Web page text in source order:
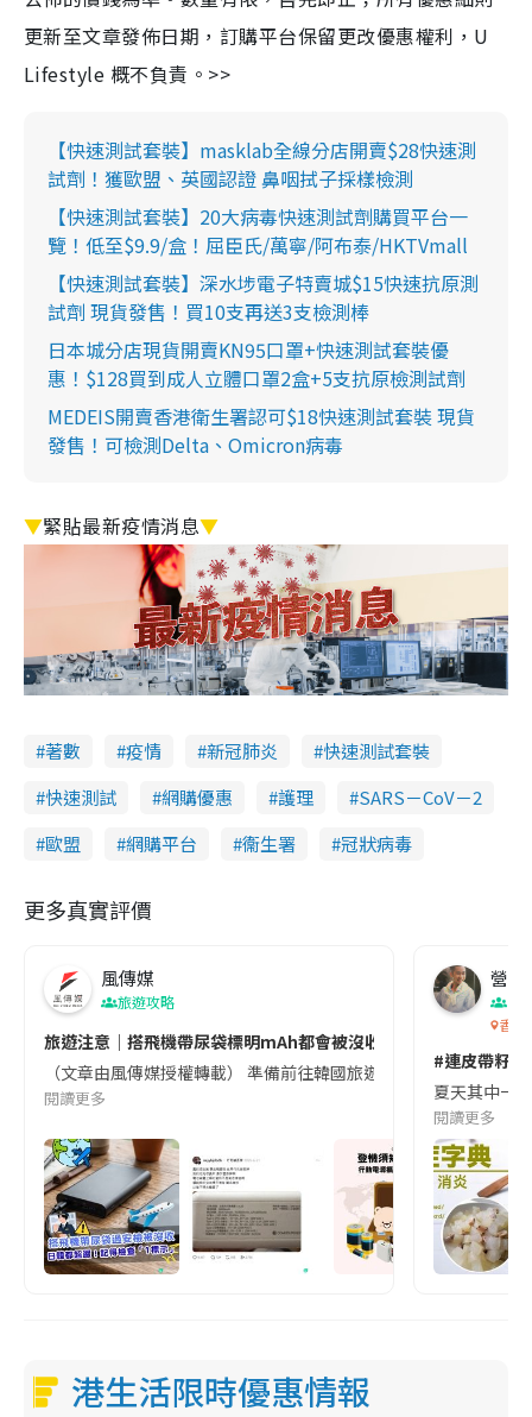
更新至文章發佈日期，訂購平台保留更改優惠權利，U
Lifestyle 概不負責。>>
【快速測試套裝】masklab全線分店開賣$28快速測
試劑！獲歐盟、英國認證 鼻咽拭子採樣檢測
【快速測試套裝】20大病毒快速測試劑購買平台一
覽！低至$9.9/盒！屈臣氏/萬寧/阿布泰/HKTVmall
【快速測試套裝】深水埗電子特賣城$15快速抗原測
試劑 現貨發售！買10支再送3支檢測棒
日本城分店現貨開賣KN95口罩+快速測試套裝優
惠！$128買到成人立體口罩2盒+5支抗原檢測試劑
MEDEIS開賣香港衛生署認可$18快速測試套裝 現貨
發售！可檢測Delta、Omicron病毒
▼緊貼最新疫情消息▼
著數 疫情 新冠肺炎
快速測試套裝
快速測試
網購優惠 護理
SARS－CoV－2
歐盟
網購平台 衞生署 冠狀病毒
更多真實評價
風傳媒
旅遊攻略
旅遊注意｜搭飛機帶尿袋標明mAh都會被沒收😱出發前切記檢查
（文章由風傳媒授權轉載） 準備前往韓國旅遊的民眾，近期要
閱讀更多
營養
香港
#連皮帶籽
夏天其中一
閱讀更多
港生活限時優惠情報